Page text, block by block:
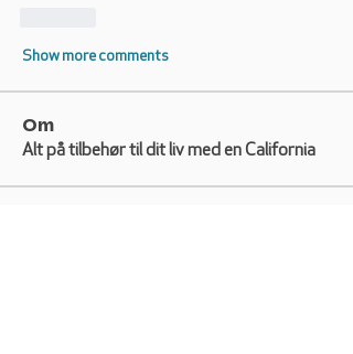
Show more comments
Om
Alt på tilbehør til dit liv med en California